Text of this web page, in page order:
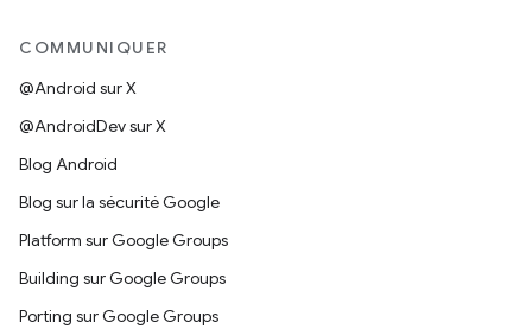
COMMUNIQUER
@Android sur X
@AndroidDev sur X
Blog Android
Blog sur la sécurité Google
Platform sur Google Groups
Building sur Google Groups
Porting sur Google Groups